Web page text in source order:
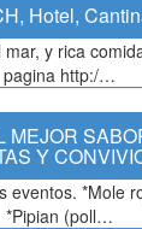
Hotel,
y rica
pagina http:/…
MEJOR
Y
eventos. *Mole
*Pipian (poll…